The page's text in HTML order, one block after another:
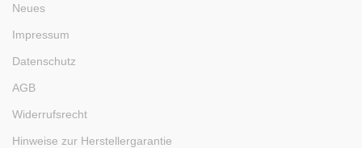
Neues
Impressum
Datenschutz
AGB
Widerrufsrecht
Hinweise zur Herstellergarantie